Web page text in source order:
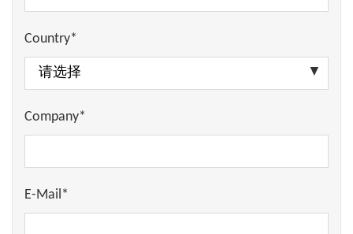
Country*
Company*
E-Mail*